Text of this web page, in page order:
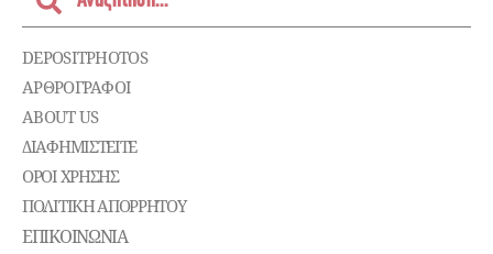
DEPOSITPHOTOS
ΑΡΘΡΟΓΡΑΦΟΙ
ABOUT US
ΔΙΑΦΗΜΙΣΤΕΊΤΕ
ΌΡΟΙ ΧΡΉΣΗΣ
ΠΟΛΙΤΙΚΉ ΑΠΟΡΡΉΤΟΥ
ΕΠΙΚΟΙΝΩΝΊΑ